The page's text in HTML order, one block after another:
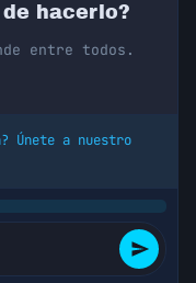
hacerlo?
entre todos.
Únete a nuestro